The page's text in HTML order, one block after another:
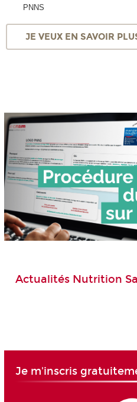
PNNS
JE VEUX EN SAVOIR
Actualités Nutrition
Je m'inscris